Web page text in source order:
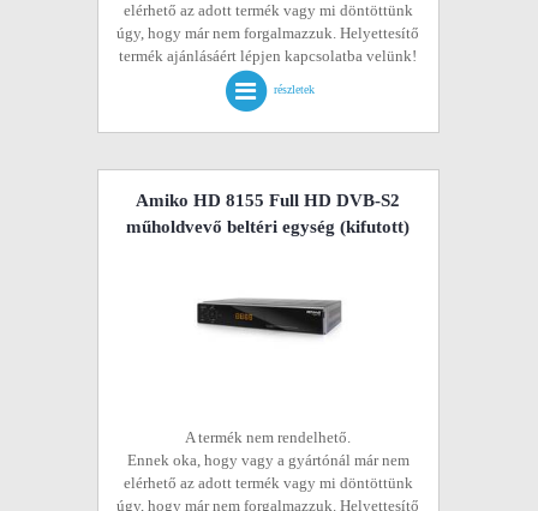
elérhető az adott termék vagy mi döntöttünk
úgy, hogy már nem forgalmazzuk. Helyettesítő
termék ajánlásáért lépjen kapcsolatba velünk!
részletek
Amiko HD 8155 Full HD DVB-S2
műholdvevő beltéri egység (kifutott)
A termék nem rendelhető.
Ennek oka, hogy vagy a gyártónál már nem
elérhető az adott termék vagy mi döntöttünk
úgy, hogy már nem forgalmazzuk. Helyettesítő